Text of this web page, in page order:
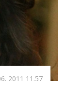
2011 11.57